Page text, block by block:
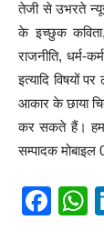
तेजी से उभरते
के इच्छुक कविता,
राजनीति, धर्म-
इत्यादि विषयों
आकार के छाया
कर सकते हैं। हम
सम्पादक
F